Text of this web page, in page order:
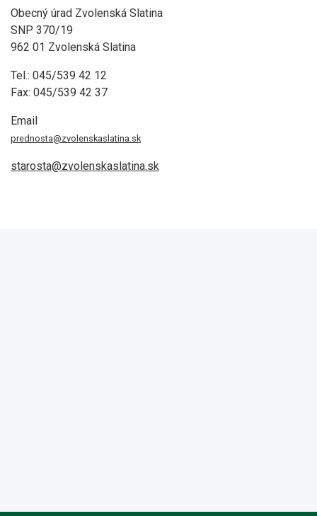
Obecný úrad Zvolenská Slatina
SNP 370/19
962 01 Zvolenská Slatina
Tel.: 045/539 42 12
Fax: 045/539 42 37
Email
prednosta@zvolenskaslatina.sk
starosta@zvolenskaslatina.sk